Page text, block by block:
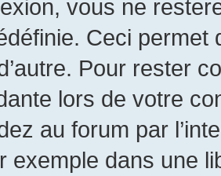
vous ne
Ceci permet
Pour rester
lors de votre
au forum par
exemple dans une